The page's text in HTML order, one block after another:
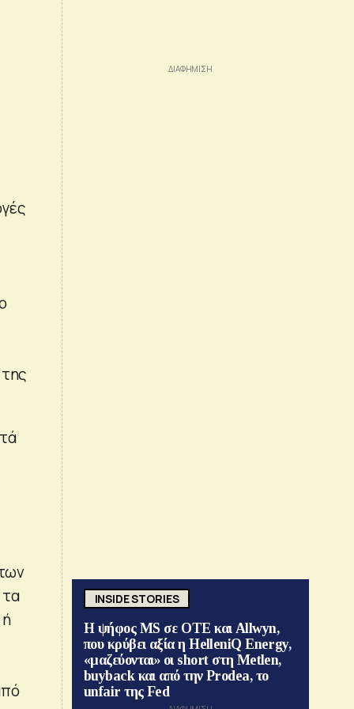
INSIDE STORIES
Η ψήφος MS σε ΟΤΕ και Allwyn,
που κρύβει αξία η HelleniQ Energy,
«μαζεύονται» οι short στη Metlen,
buyback και από την Prodea, το
unfair της Fed